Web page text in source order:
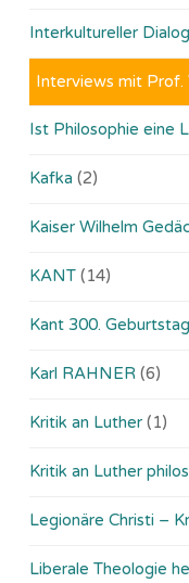
Interkultureller Dialog
Interviews mit Prof.
Ist Philosophie eine
Kafka (2)
Kaiser Wilhelm
KANT (14)
Kant 300. Geburtstag
Karl RAHNER (6)
Kritik an Luther (1)
Kritik an Luther
Legionäre Christi –
Liberale Theologie